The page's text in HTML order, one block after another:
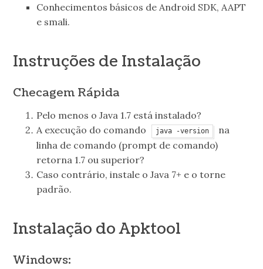
Conhecimentos básicos de Android SDK, AAPT
e smali.
Instruções de Instalação
Checagem Rápida
Pelo menos o Java 1.7 está instalado?
A execução do comando
java -version
na
linha de comando (prompt de comando)
retorna 1.7 ou superior?
Caso contrário, instale o Java 7+ e o torne
padrão.
Instalação do Apktool
Windows: